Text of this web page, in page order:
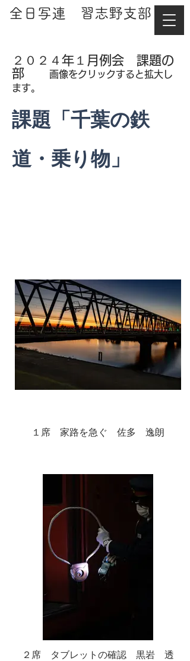
​全日写連 習志野支部
２０２４年１月例会 課題の
部
画像をクリックすると拡大し
ます。
課題「千葉の鉄
道・乗り物」
１席 家路を急ぐ 佐多 逸朗
２席 タブレットの確認 黒岩 透